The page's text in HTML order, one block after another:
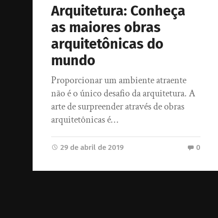
Arquitetura: Conheça
as maiores obras
arquitetônicas do
mundo
Proporcionar um ambiente atraente
não é o único desafio da arquitetura. A
arte de surpreender através de obras
arquitetônicas é…
29 de abril de 2019 0